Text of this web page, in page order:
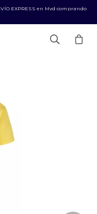
EXPRESS en Mvd comprando